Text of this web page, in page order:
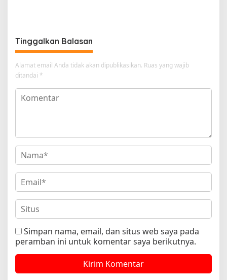
Tinggalkan Balasan
Alamat email Anda tidak akan dipublikasikan. Ruas yang wajib
ditandai *
Simpan nama, email, dan situs web saya pada
peramban ini untuk komentar saya berikutnya.